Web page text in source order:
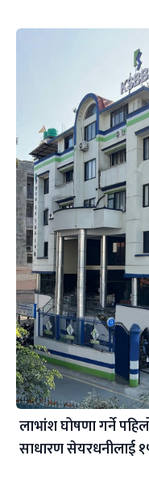
लाभांश घोषणा गर्ने
साधारण सेयरधनीलाई